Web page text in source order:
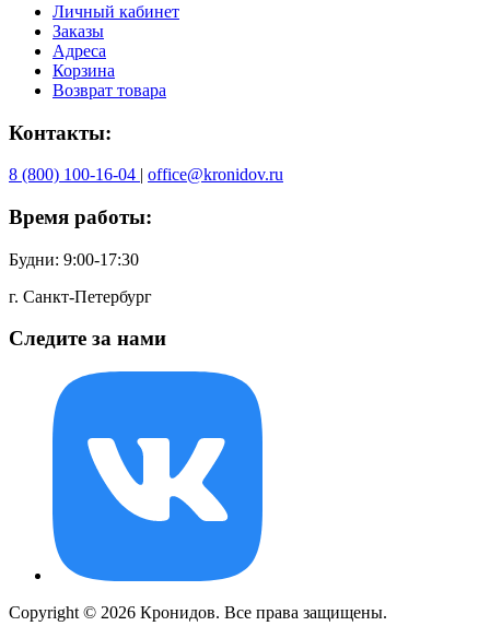
Личный кабинет
Заказы
Адреса
Корзина
Возврат товара
Контакты:
8 (800) 100-16-04 | office@kronidov.ru
Время работы:
Будни: 9:00-17:30
г. Санкт-Петербург
Следите за нами
Copyright © 2026 Кронидов. Все права защищены.